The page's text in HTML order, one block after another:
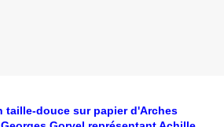
taille-douce sur papier d'Arches